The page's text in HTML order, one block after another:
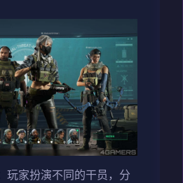
玩家扮演不同的干员，分